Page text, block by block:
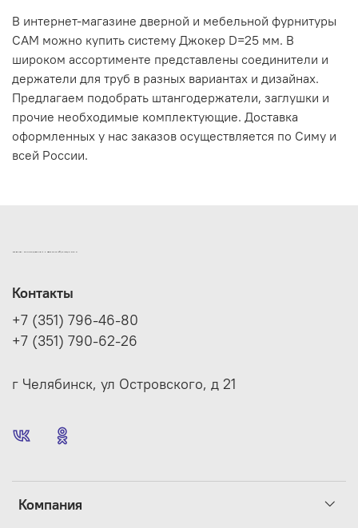
В интернет-магазине дверной и мебельной фурнитуры
САМ можно купить систему Джокер D=25 мм. В
широком ассортименте представлены соединители и
держатели для труб в разных вариантах и дизайнах.
Предлагаем подобрать штангодержатели, заглушки и
прочие необходимые комплектующие. Доставка
оформленных у нас заказов осуществляется по Симу и
всей России.
ИНТЕРНЕТ-МАГАЗИН ДВЕРНОЙ И МЕБЕЛЬНОЙ ФУРНИТУРЫ САМ
Компания
Контакты
+7 (351) 796-46-80
+7 (351) 790-62-26
г Челябинск, ул Островского, д 21